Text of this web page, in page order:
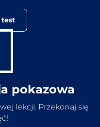
test
pokazowa
lekcji. Przekonaj się